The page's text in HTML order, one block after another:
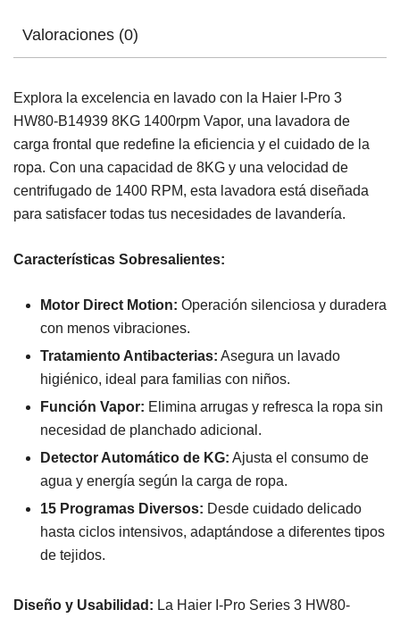
Valoraciones (0)
Explora la excelencia en lavado con la Haier I-Pro 3
HW80-B14939 8KG 1400rpm Vapor, una lavadora de
carga frontal que redefine la eficiencia y el cuidado de la
ropa. Con una capacidad de 8KG y una velocidad de
centrifugado de 1400 RPM, esta lavadora está diseñada
para satisfacer todas tus necesidades de lavandería.
Características Sobresalientes:
Motor Direct Motion: Operación silenciosa y duradera
con menos vibraciones.
Tratamiento Antibacterias: Asegura un lavado
higiénico, ideal para familias con niños.
Función Vapor: Elimina arrugas y refresca la ropa sin
necesidad de planchado adicional.
Detector Automático de KG: Ajusta el consumo de
agua y energía según la carga de ropa.
15 Programas Diversos: Desde cuidado delicado
hasta ciclos intensivos, adaptándose a diferentes tipos
de tejidos.
Diseño y Usabilidad: La Haier I-Pro Series 3 HW80-